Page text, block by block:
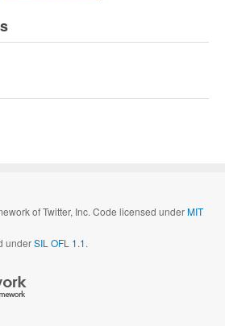
of Twitter, Inc. Code licensed underMIT
underSIL OFL 1.1.